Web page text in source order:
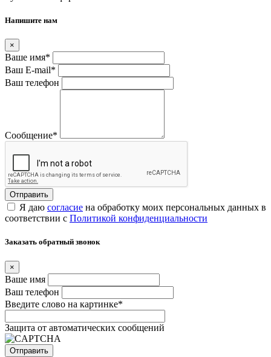
Напишите нам
×
Ваше имя*
Ваш E-mail*
Ваш телефон
Сообщение*
Я даю согласие на обработку моих персональных данных в
соответствии с Политикой конфиденциальности
Заказать обратный звонок
×
Ваше имя
Ваш телефон
Введите слово на картинке*
Защита от автоматических сообщений